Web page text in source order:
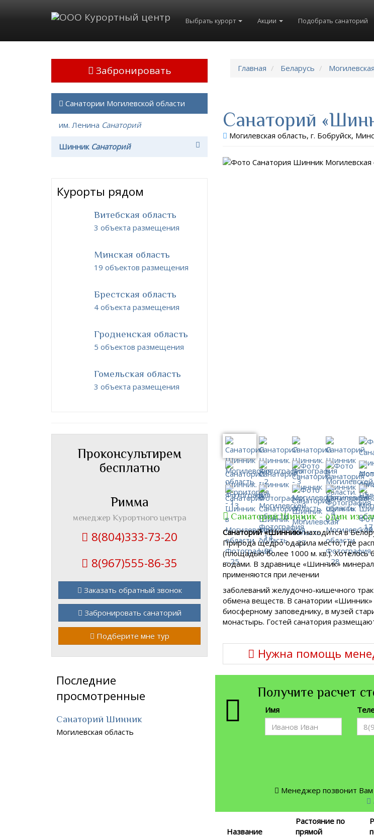
Выбрать курорт Акции Подобрать санаторий
Главная Беларусь
Санаторий
Могилевская область, г. Бобруйск,
Санаторий Шинник - один из
Санаторий «Шинник»находится в
Природа щедро одарила место, где
(площадью более 1000 м. кв.). Хотелось
водами. В здравнице «Шинник»
применяются при лечении
заболеваний желудочно-кишечного
обмена веществ. В санатории «Шинник»
биосферному заповеднику, в музей
монастырь. Гостей санатория
Нужна помощь
Получите расчет
Имя
Менеджер позвонит Вам
Название
Растояние по
прямой
Забронировать
Санатории Могилевской области
им. Ленина Санаторий
Шинник Санаторий
Курорты рядом
Витебская область
3 объекта размещения
Минская область
19 объектов размещения
Брестская область
4 объекта размещения
Гродненская область
5 объектов размещения
Гомельская область
3 объекта размещения
Проконсультирем
бесплатно
Римма
менеджер Курортного центра
8(804)333-73-20
8(967)555-86-35
Заказать обратный звонок
Забронировать санаторий
Подберите мне тур
Последние
просмотренные
Санаторий Шинник
Могилевская область